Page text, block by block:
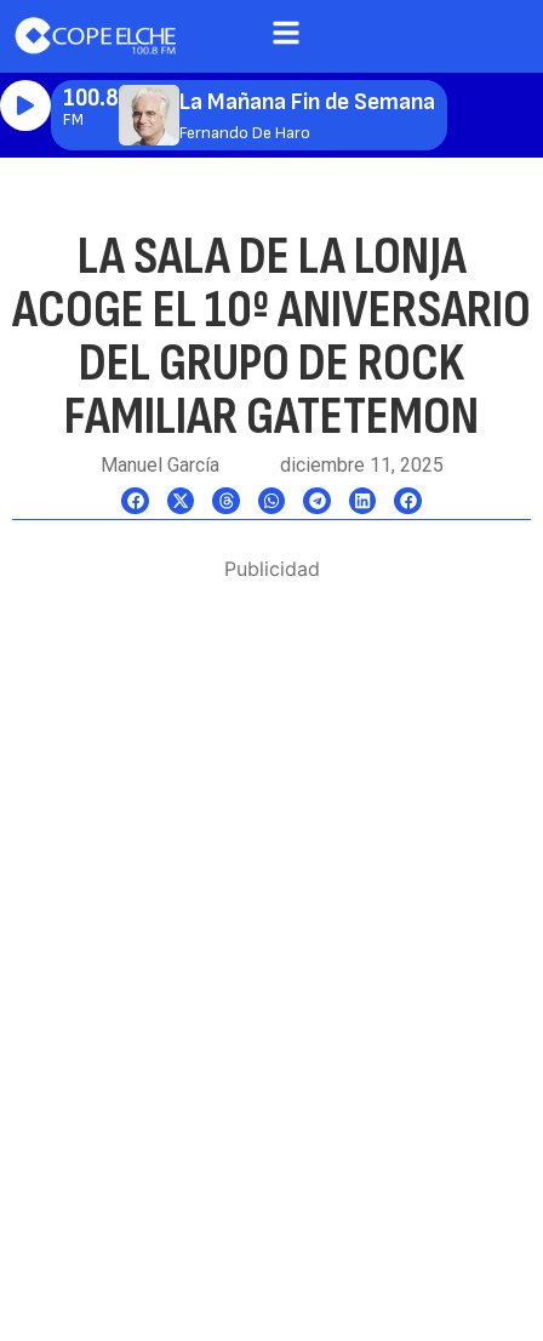
100.8
FM
La Mañana Fin de Semana
Fernando De Haro
LA SALA DE LA LONJA
ACOGE EL 10º ANIVERSARIO
DEL GRUPO DE ROCK
FAMILIAR GATETEMON
Manuel García diciembre 11, 2025
Publicidad